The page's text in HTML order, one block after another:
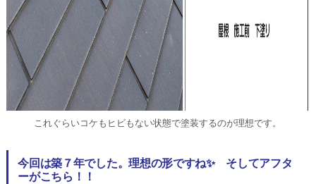
これぐらいコケもヒビもない状態で塗装するのが理想です。
今回は築７年でした。理想の形ですね✨ そしてアフタ
ーがこちら！！